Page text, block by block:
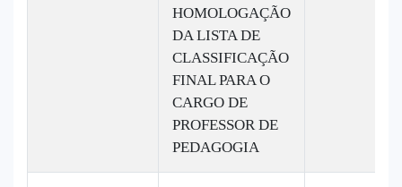
HOMOLOGAÇÃO
DA LISTA DE
CLASSIFICAÇÃO
FINAL PARA O
CARGO DE
PROFESSOR DE
PEDAGOGIA